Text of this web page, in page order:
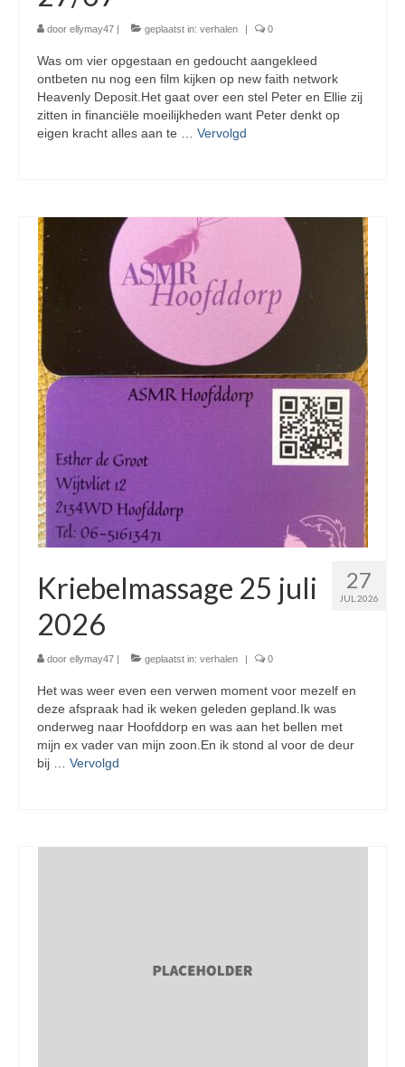
door ellymay47 geplaatst in: verhalen 0
Was om vier opgestaan en gedoucht aangekleed
ontbeten nu nog een film kijken op new faith network
Heavenly Deposit.Het gaat over een stel Peter en Ellie zij
zitten in financiële moeilijkheden want Peter denkt op
eigen kracht alles aan te … Vervolgd
27
JUL 2026
Kriebelmassage 25 juli
2026
door ellymay47 | geplaatst in: verhalen | 0
Het was weer even een verwen moment voor mezelf en
deze afspraak had ik weken geleden gepland.Ik was
onderweg naar Hoofddorp en was aan het bellen met
mijn ex vader van mijn zoon.En ik stond al voor de deur
bij … Vervolgd